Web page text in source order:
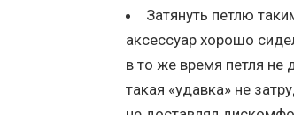
Затянуть петлю
аксессуар хорошо
в то же время петля не
такая «удавка» не